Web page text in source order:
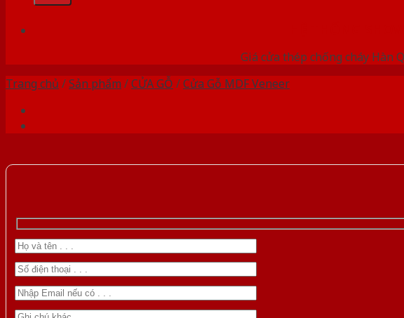
Giá cửa thép chống cháy Hàn
Trang chủ /Sản phẩm /CỬA GỖ /Cửa Gỗ MDF Veneer